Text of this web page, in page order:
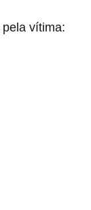
vítima: